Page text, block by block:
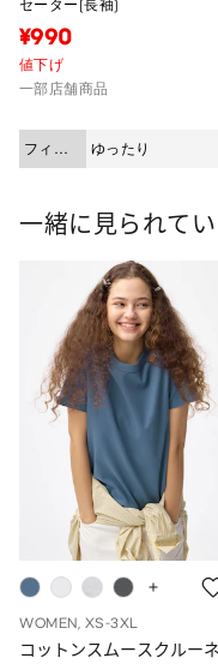
セーター(長袖)
¥990
値下げ
一部店舗商品
フィッ
ト
ゆったり
一緒に見られて
WOMEN, XS-3XL
コットンスムースクルーネ